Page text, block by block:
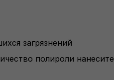
загрязнений
полироли нанесите